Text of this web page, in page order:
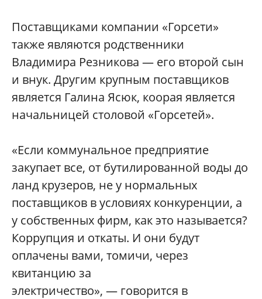
Поставщиками компании «Горсети»
также являются родственники
Владимира Резникова — его второй сын
и внук. Другим крупным поставщиков
является Галина Ясюк, коорая является
начальницей столовой «Горсетей».
«Если коммунальное предприятие
закупает все, от бутилированной воды до
ланд крузеров, не у нормальных
поставщиков в условиях конкуренции, а
у собственных фирм, как это называется?
Коррупция и откаты. И они будут
оплачены вами, томичи, через
квитанцию за
электричество», — говорится в